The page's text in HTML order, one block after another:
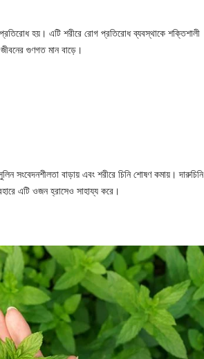
হয়। এটি শরীরে রোগ প্রতিরোধ ব্যবস্থাকে শক্তিশালী
গুণগত মান বাড়ে।
সংবেদনশীলতা বাড়ায় এবং শরীরে চিনি শোষণ কমায়। দারুচিনি
এটি ওজন হ্রাসেও সাহায্য করে।